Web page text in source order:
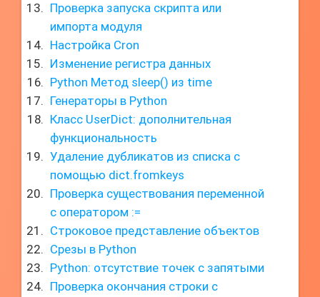
Проверка запуска скрипта или
импорта модуля
Настройка Cron
Изменение регистра данных
Python Метод sleep() из time
Генераторы в Python
Класс UserDict: дополнительная
функциональность
Удаление дубликатов из списка с
помощью dict.fromkeys
Проверка существования переменной
с оператором :=
Строковое представление объектов
Срезы в Python
Python: отсутствие точек с запятыми
Проверка окончания строки с